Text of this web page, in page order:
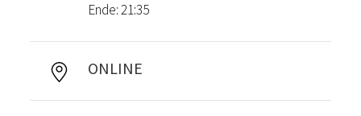
Ende: 21:35
ONLINE